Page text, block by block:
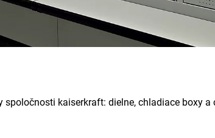
spoločnosti kaiserkraft: dielne, chladiace boxy